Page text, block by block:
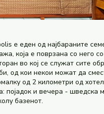
е еден од најбараните
која е поврзана со него
во кој се служат сите
од кои некои можат да
од 2 километри од
појадок и вечера - шведска
базенот.